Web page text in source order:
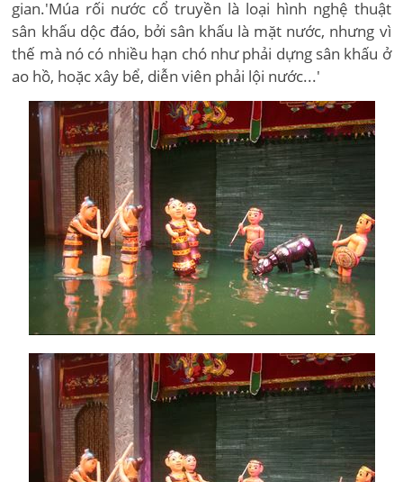
gian.'Múa rối nước cổ truyền là loại hình nghệ thuật
sân khấu dộc đáo, bởi sân khấu là mặt nước, nhưng vì
thế mà nó có nhiều hạn chó như phải dựng sân khấu ở
ao hồ, hoặc xây bể, diễn viên phải lội nước...'